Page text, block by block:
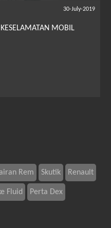
30-July-2019
MOBIL
Rem Skutik Renault
Fluid Perta Dex